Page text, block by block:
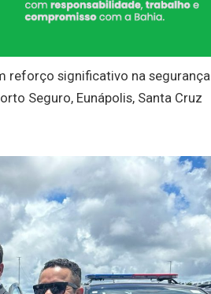
reforço significativo na segurança
Seguro, Eunápolis, Santa Cruz